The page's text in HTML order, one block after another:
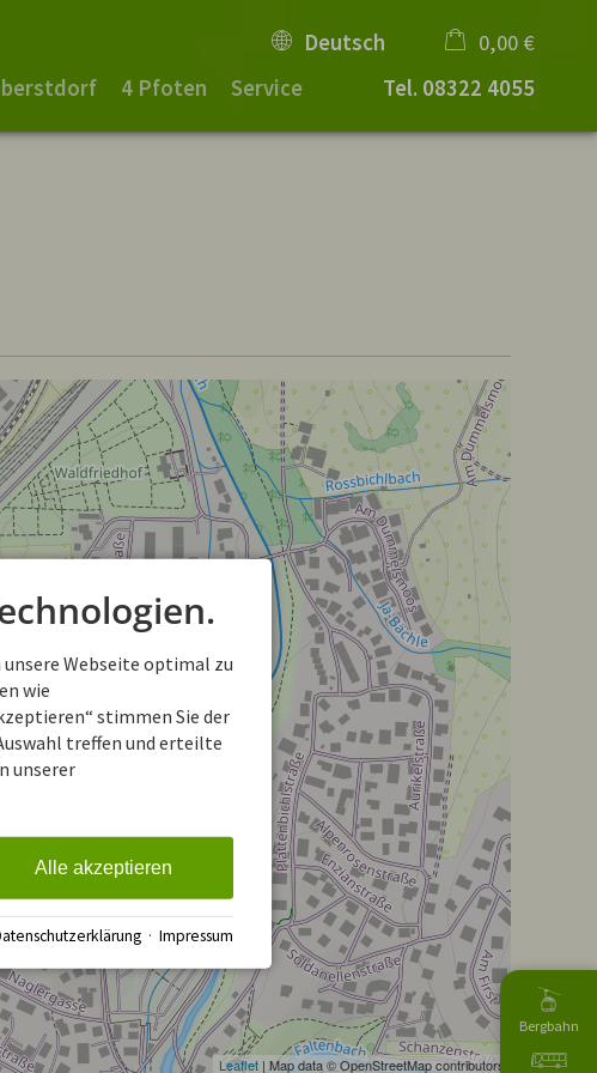
4 Pfoten Service
Deutsch
Tel. 08322 4055
0,00 €
×
Warenkorb ist leer
Leaflet | Map data © OpenStreetMap contributors
Bergbahn
Webseite optimal zu
wie
stimmen Sie der
treffen und erteilte
unserer
Alle akzeptieren
· Impressum